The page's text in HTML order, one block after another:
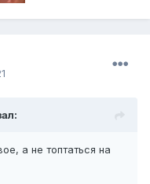
а не топтаться на